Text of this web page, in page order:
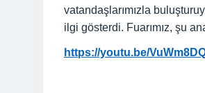
vatandaşlarımızla
ilgi gösterdi. Fuarımız, şu
https://youtu.be/